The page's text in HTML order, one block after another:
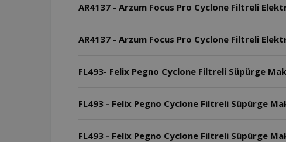
AR4137 - Arzum Focus Pro Cyclone Filtreli
AR4137 - Arzum Focus Pro Cyclone Filtreli
FL493- Felix Pegno Cyclone Filtreli Süpürge
FL493 - Felix Pegno Cyclone Filtreli Süpürge
FL493 - Felix Pegno Cyclone Filtreli Süpürge